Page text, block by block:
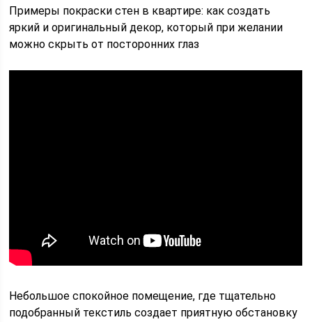
Примеры покраски стен в квартире: как создать
яркий и оригинальный декор, который при желании
можно скрыть от посторонних глаз
Небольшое спокойное помещение, где тщательно
подобранный текстиль создает приятную обстановку